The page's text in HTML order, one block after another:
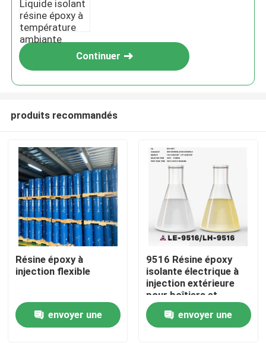
Produits
Continuer
produits recommandés
Résine époxy à
injection flexible
envoyer une
9516 Résine époxy
isolante électrique à
injection extérieure
pour boîtiers et
isolants électriques
envoyer une